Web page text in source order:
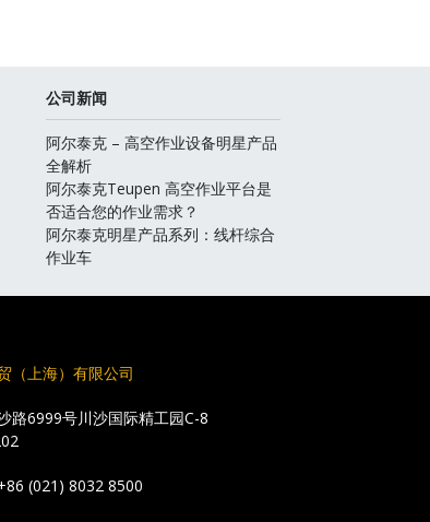
公司新闻
阿尔泰克 – 高空作业设备明星产品
全解析
阿尔泰克Teupen 高空作业平台是
否适合您的作业需求？
阿尔泰克明星产品系列：线杆综合
作业车
（上海）有限公司
路6999号川沙国际精工园C-8
(021) 8032 8500